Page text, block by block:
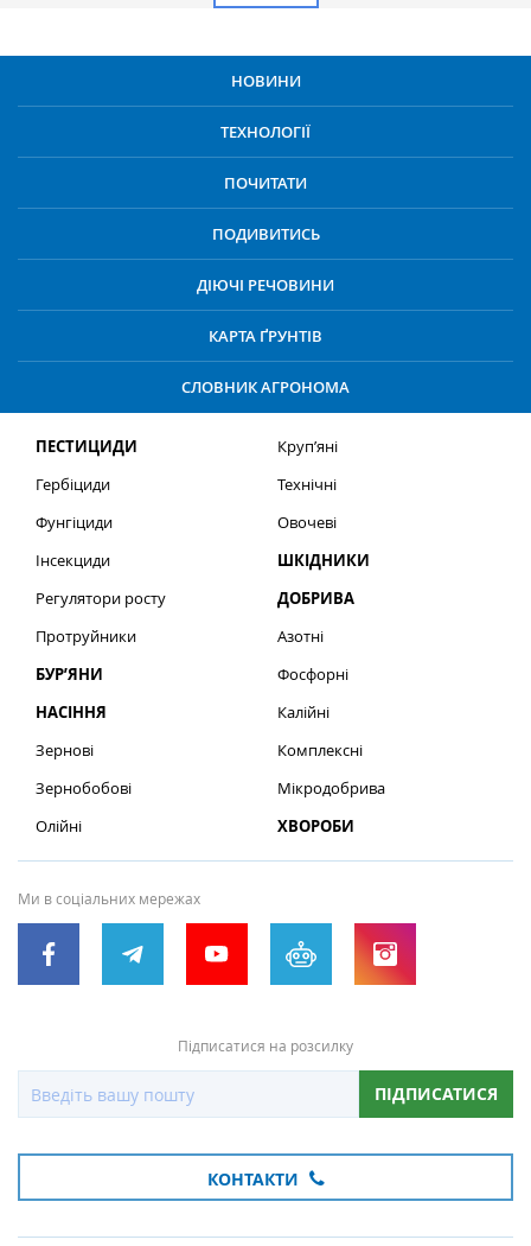
НОВИНИ
ТЕХНОЛОГІЇ
ПОЧИТАТИ
ПОДИВИТИСЬ
ДІЮЧІ РЕЧОВИНИ
КАРТА ҐРУНТІВ
СЛОВНИК АГРОНОМА
ПЕСТИЦИДИ
Гербіциди
Фунгіциди
Інсекциди
Регулятори росту
Протруйники
БУР’ЯНИ
НАСІННЯ
Зернові
Зернобобові
Олійні
Круп’яні
Технічні
Овочеві
ШКІДНИКИ
ДОБРИВА
Азотні
Фосфорні
Калійні
Комплексні
Мікродобрива
ХВОРОБИ
Ми в соціальних мережах
Підписатися на розсилку
ПІДПИСАТИСЯ
КОНТАКТИ